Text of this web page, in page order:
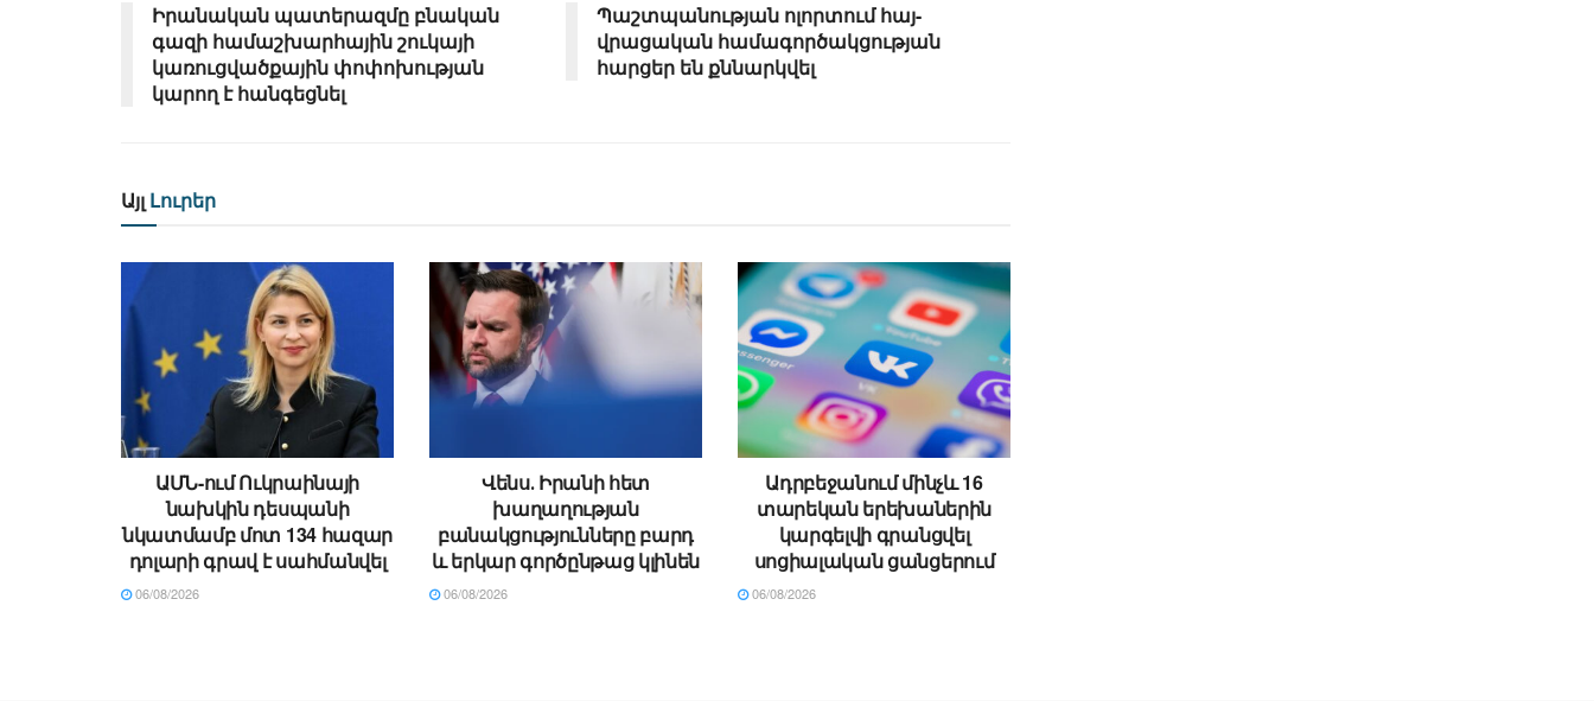
Իրանական պատերազմը բնական
գազի համաշխարհային շուկայի
կառուցվածքային փոփոխության
կարող է հանգեցնել
Պաշտպանության ոլորտում հայ-
վրացական համագործակցության
հարցեր են քննարկվել
Այլ Լուրեր
ԱՄՆ-ում Ուկրաինայի
նախկին դեսպանի
նկատմամբ մոտ 134 հազար
դոլարի գրավ է սահմանվել
06/08/2026
Վենս․ Իրանի հետ
խաղաղության
բանակցությունները բարդ
և երկար գործընթաց կլինեն
06/08/2026
Ադրբեջանում մինչև 16
տարեկան երեխաներին
կարգելվի գրանցվել
սոցիալական ցանցերում
06/08/2026